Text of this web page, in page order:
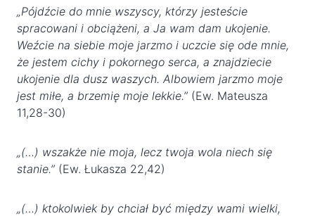
„Pójdźcie do mnie wszyscy, którzy jesteście
spracowani i obciążeni, a Ja wam dam ukojenie.
Weźcie na siebie moje jarzmo i uczcie się ode mnie,
że jestem cichy i pokornego serca, a znajdziecie
ukojenie dla dusz waszych. Albowiem jarzmo moje
jest miłe, a brzemię moje lekkie.” (Ew. Mateusza
11,28-30)
„(…) wszakże nie moja, lecz twoja wola niech się
stanie.” (Ew. Łukasza 22,42)
„(…) ktokolwiek by chciał być między wami wielki,